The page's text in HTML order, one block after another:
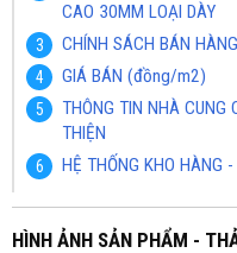
CAO 30MM LOẠI DÀY
CHÍNH SÁCH BÁN HÀNG
GIÁ BÁN (đồng/m2)
THÔNG TIN NHÀ CUNG
THIỆN
HỆ THỐNG KHO HÀNG
HÌNH ẢNH SẢN PHẨM -